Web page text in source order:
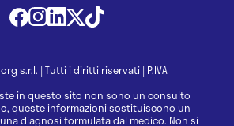
s.r.l. | Tutti i diritti riservati | P.IVA
in questo sito non sono un consulto
queste informazioni sostituiscono un
diagnosi formulata dal medico. Non si